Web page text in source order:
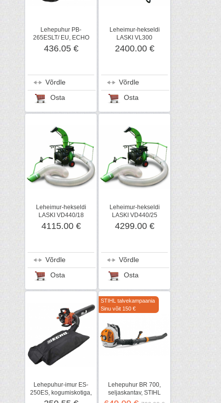
Lehepuhur PB-
265ESLT/ EU, ECHO
436.05 €
Võrdle
Osta
Leheimur-hekseldi
LASKI VL300
2400.00 €
Võrdle
Osta
Leheimur-hekseldi
LASKI VD440/18
4115.00 €
Võrdle
Osta
Leheimur-hekseldi
LASKI VD440/25
4299.00 €
Võrdle
Osta
Lehepuhur-imur ES-
250ES, kogumiskotiga,
ECHO
STIHL talvekampaania
Sinu võit 150 €
Lehepuhur BR 700,
seljaskantav, STIHL